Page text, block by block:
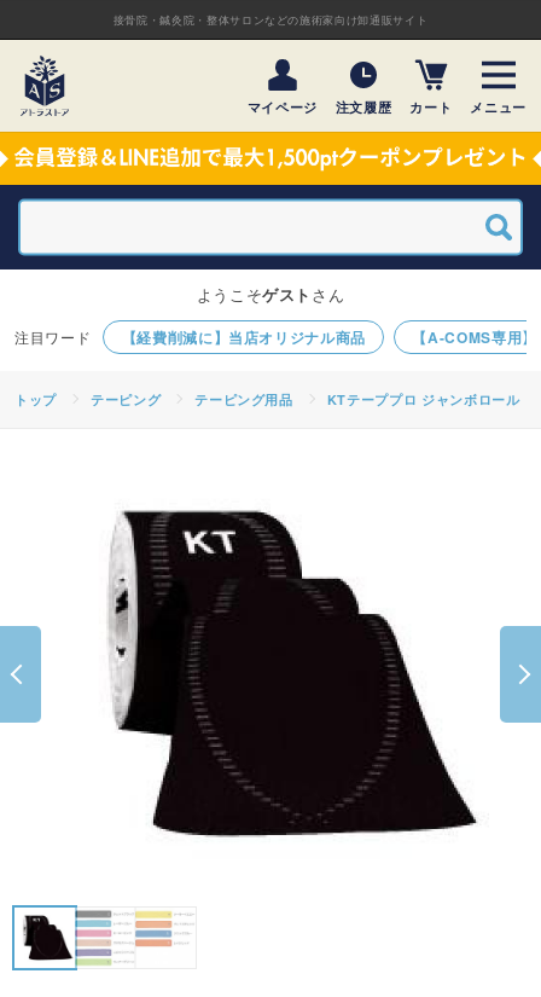
接骨院・鍼灸院・整体サロンなどの施術家向け卸通販サイト
マイページ 注文履歴 カート メニュー
【経費削減に】当店オリジナル商品 【A-COMS専用
ようこそゲスト さん
トップ テーピング テーピング用品 KTテーププロ ジャンボロール